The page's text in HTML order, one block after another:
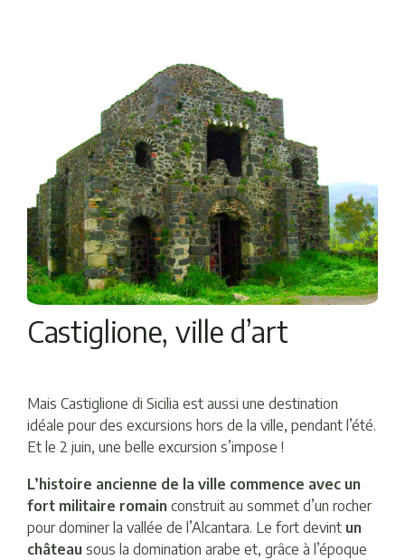
Castiglione, ville d’art
Mais Castiglione di Sicilia est aussi une destination
idéale pour des excursions hors de la ville, pendant l’été.
Et le 2 juin, une belle excursion s’impose !
L’histoire ancienne de la ville commence avec un
fort militaire romain construit au sommet d’un rocher
pour dominer la vallée de l’Alcantara. Le fort devint un
château sous la domination arabe et, grâce à l’époque